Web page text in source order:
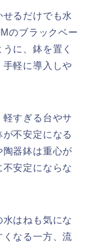
るだけでも水
のブラックベー
に、鉢を置く
軽に導入しや
すぎる台やサ
不安定になる
器鉢は重心が
安定にならな
はねも気にな
くなる一方、流